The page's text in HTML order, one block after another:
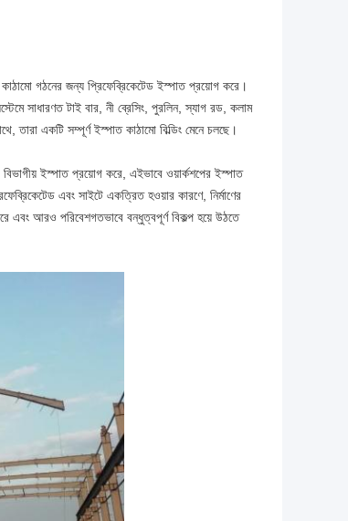
গঠনের জন্য প্রিফেব্রিকেটেড ইস্পাত প্রয়োগ করে।
সাধারণত টাই বার, নী ব্রেসিং, পুরলিন, স্যাগ রড, কলাম
তারা একটি সম্পূর্ণ ইস্পাত কাঠামো বিল্ডিং মেনে চলছে।
বিভাগীয় ইস্পাত প্রয়োগ করে, এইভাবে ওয়ার্কশপের ইস্পাত
এবং সাইটে একত্রিত হওয়ার কারণে, নির্মাণের
এবং আরও পরিবেশগতভাবে বন্ধুত্বপূর্ণ বিকল্প হয়ে উঠতে